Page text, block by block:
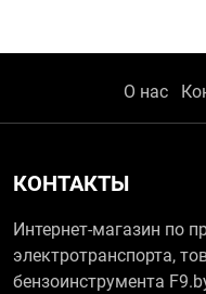
О нас
КОНТАКТЫ
Интернет-магазин по
электротранспорта,
бензоинструмента